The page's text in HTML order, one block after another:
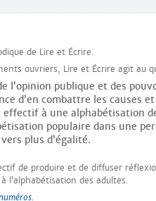
de Lire et Écrire.
ouvriers, Lire et Écrire agit au
l’opinion publique et des
d’en combattre les causes
à une alphabétisation
populaire dans une
plus d’égalité.
de produire et de diffuser
l’alphabétisation des adultes.